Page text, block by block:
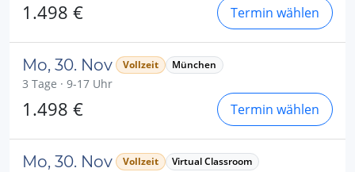
1.498 € Termin wählen
Mo, 30. Nov Vollzeit München
3 Tage · 9-17 Uhr
1.498 € Termin wählen
Mo, 30. Nov Vollzeit Virtual Classroom